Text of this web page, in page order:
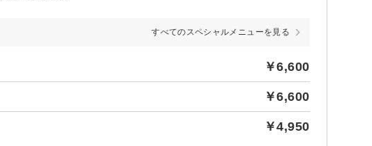
すべてのスペシャルメニューを見る
￥6,600
￥6,600
￥4,950